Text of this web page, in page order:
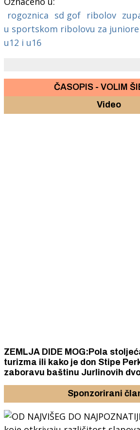
rogoznica sd gof ribolov
u sportskom ribolovu za
u12 i u16
ČASOPIS - VOLIM
Video
ZEMLJA DIDE MOG:Pola
turizma ili kako je don Stipe Perkov oteo
zaboravu baštinu Jurlinovih
Sponzorirani